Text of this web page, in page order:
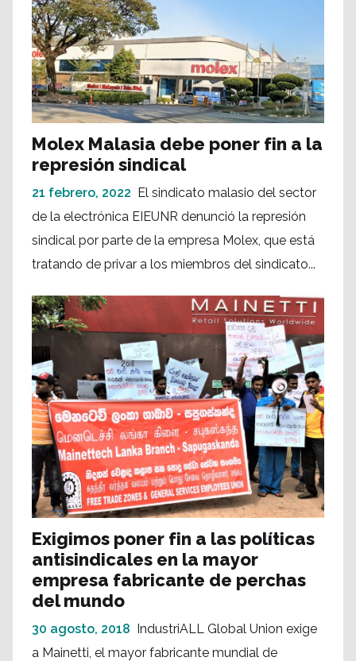
Molex Malasia debe poner fin a la
represión sindical
21 febrero, 2022 El sindicato malasio del sector
de la electrónica EIEUNR denunció la represión
sindical por parte de la empresa Molex, que está
tratando de privar a los miembros del sindicato...
Exigimos poner fin a las políticas
antisindicales en la mayor
empresa fabricante de perchas
del mundo
30 agosto, 2018 IndustriALL Global Union exige
a Mainetti, el mayor fabricante mundial de